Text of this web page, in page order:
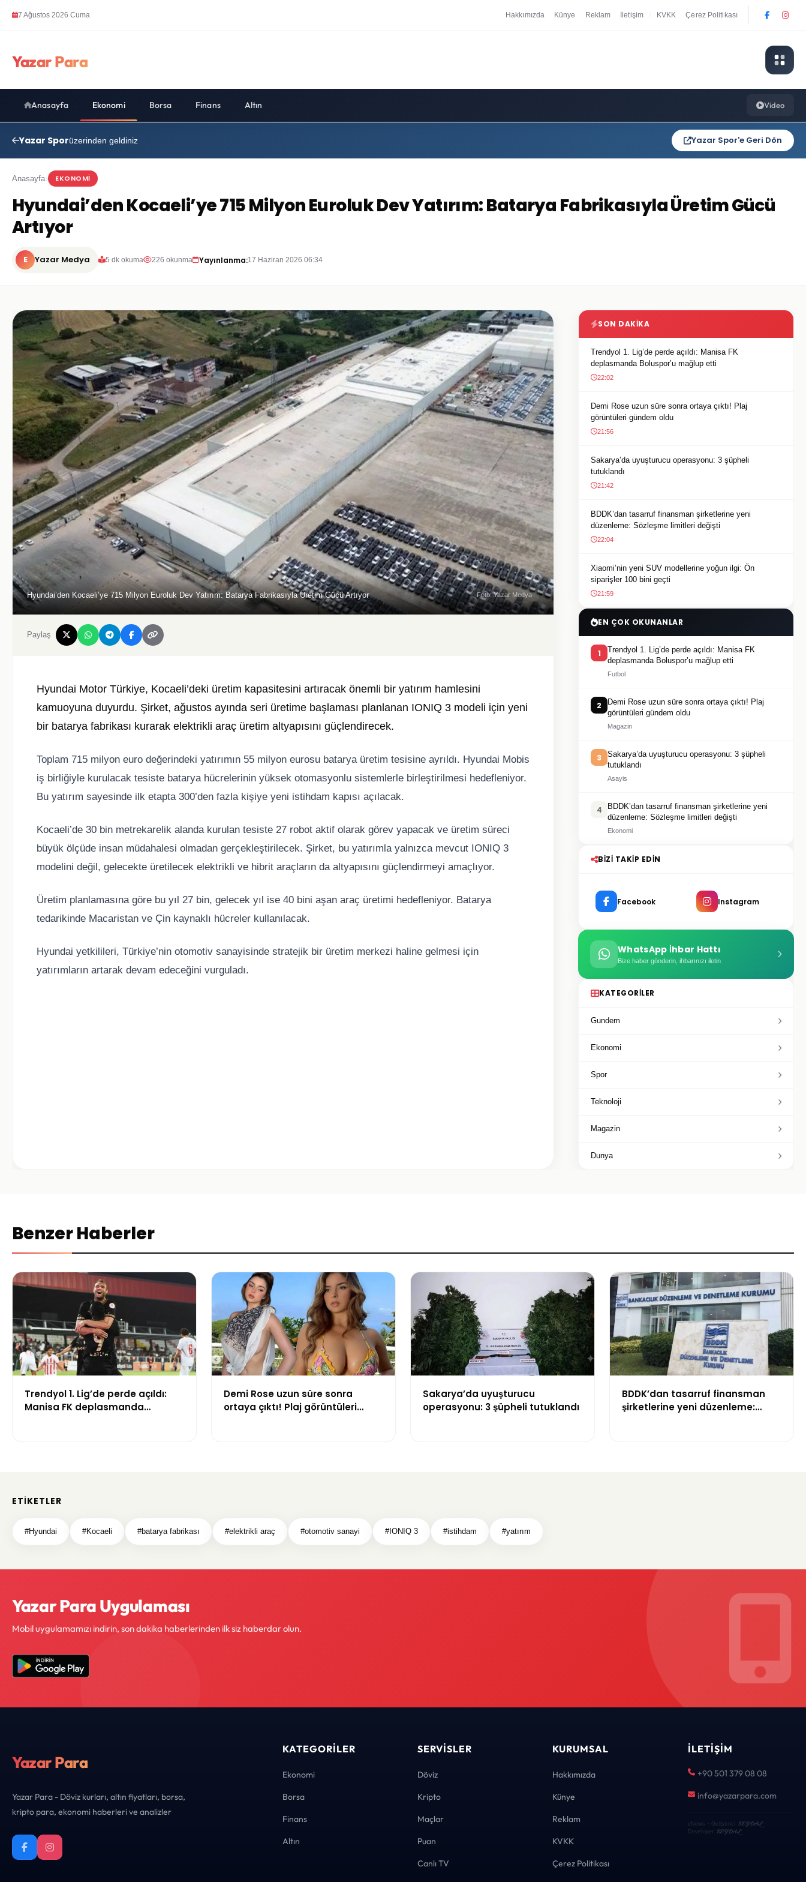
7 Ağustos 2026 Cuma Hakkımızda Künye Reklam İletişim KVKK Çerez Politikası
Yazar Para
Anasayfa Ekonomi Borsa Finans Altın Video
Yazar Sporüzerinden geldiniz Yazar Spor'e Geri Dön
Anasayfa EKONOMI
Hyundai’den Kocaeli’ye 715 Milyon Euroluk Dev Yatırım: Batarya Fabrikasıyla Üretim Gücü
Artıyor
E Yazar Medya 5 dk okuma 226 okunma Yayınlanma:17 Haziran 2026 06:34
Hyundai’den Kocaeli’ye 715 Milyon Euroluk Dev Yatırım: Batarya Fabrikasıyla Üretim Gücü Artıyor Foto: Yazar Medya
Paylaş
Hyundai Motor Türkiye, Kocaeli’deki üretim kapasitesini artıracak önemli bir yatırım hamlesini
kamuoyuna duyurdu. Şirket, ağustos ayında seri üretime başlaması planlanan IONIQ 3 modeli için yeni
bir batarya fabrikası kurarak elektrikli araç üretim altyapısını güçlendirecek.
Toplam 715 milyon euro değerindeki yatırımın 55 milyon eurosu batarya üretim tesisine ayrıldı. Hyundai Mobis
iş birliğiyle kurulacak tesiste batarya hücrelerinin yüksek otomasyonlu sistemlerle birleştirilmesi hedefleniyor.
Bu yatırım sayesinde ilk etapta 300’den fazla kişiye yeni istihdam kapısı açılacak.
Kocaeli’de 30 bin metrekarelik alanda kurulan tesiste 27 robot aktif olarak görev yapacak ve üretim süreci
büyük ölçüde insan müdahalesi olmadan gerçekleştirilecek. Şirket, bu yatırımla yalnızca mevcut IONIQ 3
modelini değil, gelecekte üretilecek elektrikli ve hibrit araçların da altyapısını güçlendirmeyi amaçlıyor.
Üretim planlamasına göre bu yıl 27 bin, gelecek yıl ise 40 bini aşan araç üretimi hedefleniyor. Batarya
tedarikinde Macaristan ve Çin kaynaklı hücreler kullanılacak.
Hyundai yetkilileri, Türkiye’nin otomotiv sanayisinde stratejik bir üretim merkezi haline gelmesi için
yatırımların artarak devam edeceğini vurguladı.
SON DAKIKA
Trendyol 1. Lig’de perde açıldı: Manisa FK
deplasmanda Boluspor’u mağlup etti
22:02
Demi Rose uzun süre sonra ortaya çıktı! Plaj
görüntüleri gündem oldu
21:56
Sakarya’da uyuşturucu operasyonu: 3 şüpheli
tutuklandı
21:42
BDDK’dan tasarruf finansman şirketlerine yeni
düzenleme: Sözleşme limitleri değişti
22:04
Xiaomi’nin yeni SUV modellerine yoğun ilgi: Ön
siparişler 100 bini geçti
21:59
EN ÇOK OKUNANLAR
1
Trendyol 1. Lig’de perde açıldı: Manisa FK
deplasmanda Boluspor’u mağlup etti
Futbol
2
Demi Rose uzun süre sonra ortaya çıktı! Plaj
görüntüleri gündem oldu
Magazin
3
Sakarya’da uyuşturucu operasyonu: 3 şüpheli
tutuklandı
Asayis
4
BDDK’dan tasarruf finansman şirketlerine yeni
düzenleme: Sözleşme limitleri değişti
Ekonomi
BIZI TAKIP EDIN
Facebook Instagram
WhatsApp İhbar Hattı
Bize haber gönderin, ihbarınızı iletin
KATEGORILER
Gundem
Ekonomi
Spor
Teknoloji
Magazin
Dunya
Benzer Haberler
Trendyol 1. Lig’de perde açıldı:
Manisa FK deplasmanda
Demi Rose uzun süre sonra
ortaya çıktı! Plaj görüntüleri
Sakarya’da uyuşturucu
operasyonu: 3 şüpheli tutuklandı
BDDK’dan tasarruf finansman
şirketlerine yeni düzenleme:
ETIKETLER
#Hyundai #Kocaeli #batarya fabrikası #elektrikli araç #otomotiv sanayi #IONIQ 3 #istihdam #yatırım
Yazar Para Uygulaması
Mobil uygulamamızı indirin, son dakika haberlerinden ilk siz haberdar olun.
Yazar Para
Yazar Para - Döviz kurları, altın fiyatları, borsa,
kripto para, ekonomi haberleri ve analizler
KATEGORILER
Ekonomi
Borsa
Finans
Altın
SERVISLER
Döviz
Kripto
Maçlar
Puan
Canlı TV
KURUMSAL
Hakkımızda
Künye
Reklam
KVKK
Çerez Politikası
İLETIŞIM
+90 501 379 08 08
info@yazarpara.com
eNews · Geliştirici KEYDAL·
Developer KEYDAL